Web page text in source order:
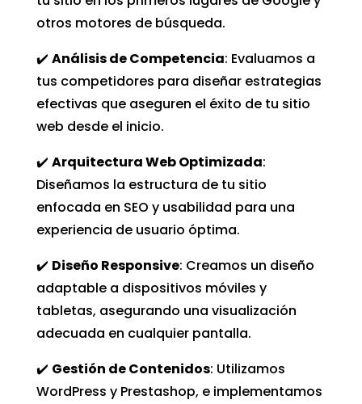
otros motores de búsqueda.
✔️ Análisis de Competencia: Evaluamos a
tus competidores para diseñar estrategias
efectivas que aseguren el éxito de tu sitio
web desde el inicio.
✔️ Arquitectura Web Optimizada:
Diseñamos la estructura de tu sitio
enfocada en SEO y usabilidad para una
experiencia de usuario óptima.
✔️ Diseño Responsive: Creamos un diseño
adaptable a dispositivos móviles y
tabletas, asegurando una visualización
adecuada en cualquier pantalla.
✔️ Gestión de Contenidos: Utilizamos
WordPress y Prestashop, e implementamos